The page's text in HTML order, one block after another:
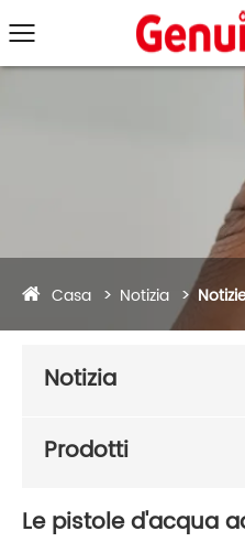
Casa Notizia
Notizia
Prodotti
Le pistole d'acqua